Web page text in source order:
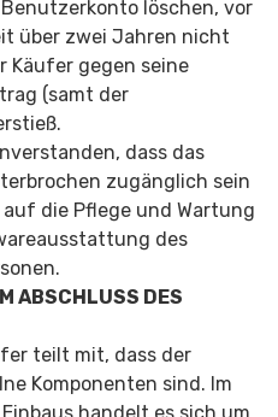
löschen, vor
über zwei Jahren nicht
Käufer gegen seine
(samt der
dass das
zugänglich sein
die Pflege und Wartung
des
ABSCHLUSS DES
teilt mit, dass der
Komponenten sind. Im